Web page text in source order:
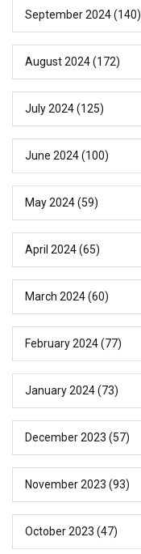
September 2024(140)
August 2024(172)
July 2024(125)
June 2024(100)
May 2024(59)
April 2024(65)
March 2024(60)
February 2024(77)
January 2024(73)
December 2023 (57)
November 2023 (93)
October 2023 (47)